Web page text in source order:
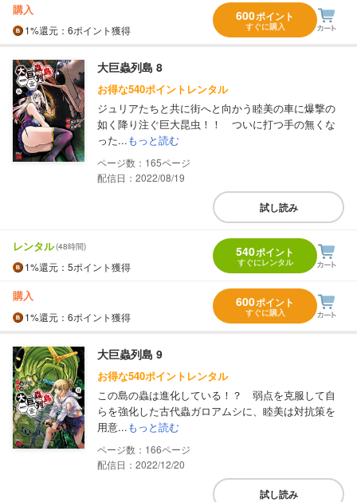
購入
1%還元 ：6ポイント獲得
600ポイント
すぐに購入
大巨蟲列島 8
お得な540ポイントレンタル
ジュリアたちと共に街へと向かう睦美の車に爆撃の
如く降り注ぐ巨大昆虫！！ ついに打つ手の無くな
った...もっと読む
165
配信日：2022/08/19
試し読み
レンタル(48時間)
1%還元 ：5ポイント獲得
540ポイント
すぐにレンタル
購入
1%還元 ：6ポイント獲得
600ポイント
すぐに購入
大巨蟲列島 9
お得な540ポイントレンタル
この島の蟲は進化している！？ 弱点を克服して自
らを強化した古代蟲ガロアムシに、睦美は対抗策を
用意...もっと読む
166
配信日：2022/12/20
試し読み